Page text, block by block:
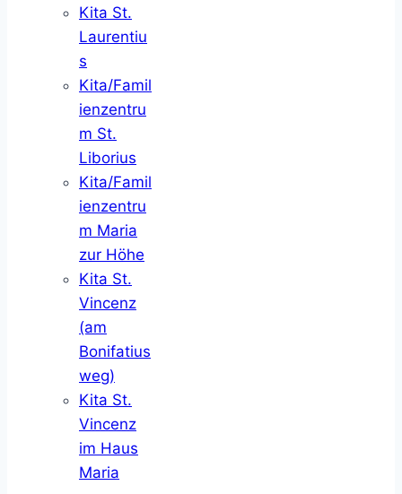
Kita St.
Laurentiu
s
Kita/Famil
ienzentru
m St.
Liborius
Kita/Famil
ienzentru
m Maria
zur Höhe
Kita St.
Vincenz
(am
Bonifatius
weg)
Kita St.
Vincenz
im Haus
Maria